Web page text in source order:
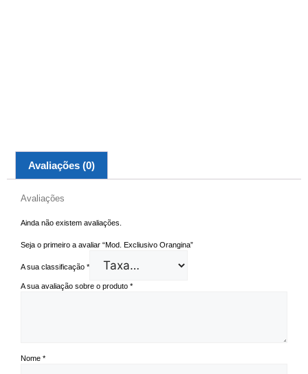
Avaliações (0)
Avaliações
Ainda não existem avaliações.
Seja o primeiro a avaliar “Mod. Excliusivo Orangina”
A sua classificação *
A sua avaliação sobre o produto *
Nome *